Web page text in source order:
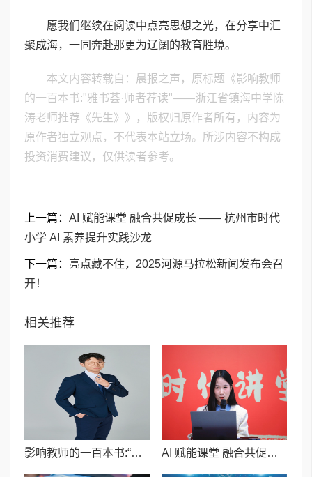
愿我们继续在阅读中点亮思想之光，在分享中汇
聚成海，一同奔赴那更为辽阔的教育胜境。
本文内容转载自：晨报之声，原标题《影响教师
的一百本书:"雅书荟·师者荐读"——浙江省镇海中学陈
涛老师推荐《先生》》，版权归原作者所有，内容为
原作者独立观点，不代表本站立场。所涉内容不构成
投资消费建议，仅供读者参考。
上一篇： AI 赋能课堂 融合共促成长 —— 杭州市时代
小学 AI 素养提升实践沙龙
下一篇： 亮点藏不住，2025河源马拉松新闻发布会召
开！
相关推荐
影响教师的一百本书:“雅书荟·师者荐读”——浙江省镇海中学陈涛老师推荐《先生》 AI 赋能课堂 融合共促成长 —— 杭州市时代小学 AI 素养提升实践沙龙